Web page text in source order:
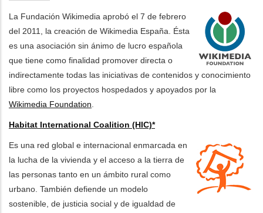
La Fundación Wikimedia aprobó el 7 de febrero
del 2011, la creación de Wikimedia España. Ésta
es una asociación sin ánimo de lucro española
que tiene como finalidad promover directa o
indirectamente todas las iniciativas de contenidos y conocimiento
libre como los proyectos hospedados y apoyados por la
Wikimedia Foundation
Habitat International Coalition (HIC)*
Es una red global e internacional enmarcada en
la lucha de la vivienda y el acceso a la tierra de
las personas tanto en un ámbito rural como
urbano. También defiende un modelo
sostenible, de justicia social y de igualdad de